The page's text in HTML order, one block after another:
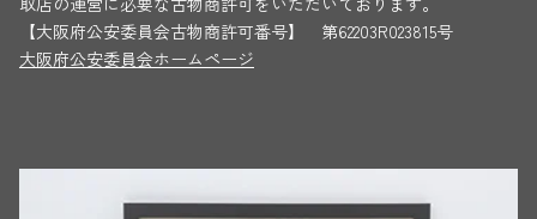
【大阪府公安委員会古物商許可番号】 第62203R023815号
大阪府公安委員会ホームページ